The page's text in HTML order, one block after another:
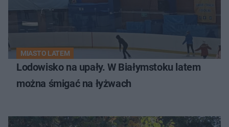
MIASTO LATEM
Lodowisko na upały. W Białymstoku latem
można śmigać na łyżwach